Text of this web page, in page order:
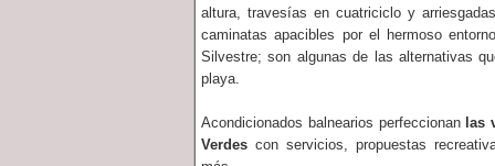
altura, travesías en cuatriciclo y
caminatas apacibles por el hermoso
Silvestre; son algunas de las alternativas
playa.
Acondicionados balnearios perfeccionan las
Verdes con servicios, propuestas